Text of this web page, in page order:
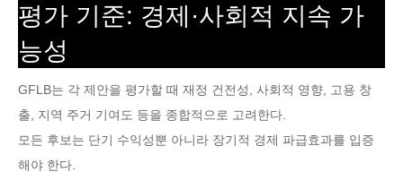
평가 기준: 경제·사회적 지속 가
능성
GFLB는 각 제안을 평가할 때 재정 건전성, 사회적 영향, 고용 창
출, 지역 주거 기여도 등을 종합적으로 고려한다.
모든 후보는 단기 수익성뿐 아니라 장기적 경제 파급효과를 입증
해야 한다.